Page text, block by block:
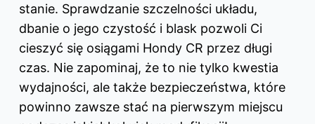
stanie. Sprawdzanie szczelności układu,
dbanie o jego czystość i blask pozwoli Ci
cieszyć się osiągami Hondy CR przez długi
czas. Nie zapominaj, że to nie tylko kwestia
wydajności, ale także bezpieczeństwa, które
powinno zawsze stać na pierwszym miejscu